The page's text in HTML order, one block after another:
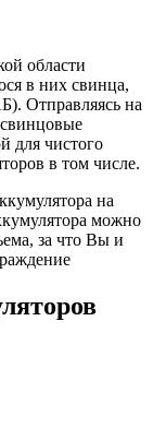
области
в них свинца,
Отправляясь на
для чистого
в том числе.
на
можно
за что Вы и